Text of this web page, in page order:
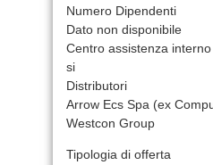
Numero Dipendenti
Dato non disponibile
Centro assistenza interno
si
Distributori
Arrow Ecs Spa (ex
Westcon Group
Tipologia di offerta